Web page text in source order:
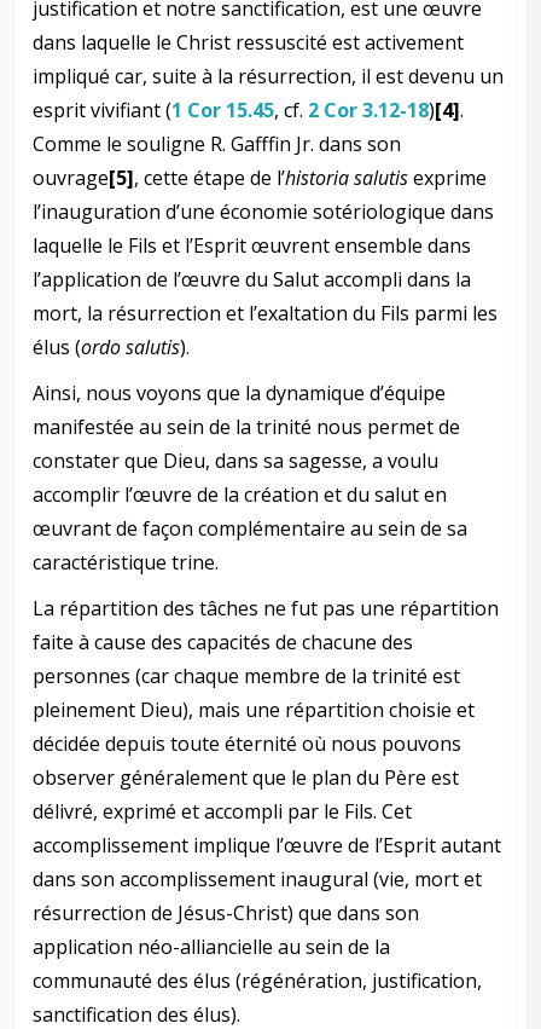
justification et notre sanctification, est une œuvre
dans laquelle le Christ ressuscité est activement
impliqué car, suite à la résurrection, il est devenu un
esprit vivifiant (1 Cor 15.45, cf. 2 Cor 3.12-18)[4].
Comme le souligne R. Gafffin Jr. dans son
ouvrage[5], cette étape de l’historia salutisexprime
l’inauguration d’une économie sotériologique dans
laquelle le Fils et l’Esprit œuvrent ensemble dans
l’application de l’œuvre du Salut accompli dans la
mort, la résurrection et l’exaltation du Fils parmi les
élus (ordo salutis).
Ainsi, nous voyons que la dynamique d’équipe
manifestée au sein de la trinité nous permet de
constater que Dieu, dans sa sagesse, a voulu
accomplir l’œuvre de la création et du salut en
œuvrant de façon complémentaire au sein de sa
caractéristique trine.
La répartition des tâches ne fut pas une répartition
faite à cause des capacités de chacune des
personnes (car chaque membre de la trinité est
pleinement Dieu), mais une répartition choisie et
décidée depuis toute éternité où nous pouvons
observer généralement que le plan du Père est
délivré, exprimé et accompli par le Fils. Cet
accomplissement implique l’œuvre de l’Esprit autant
dans son accomplissement inaugural (vie, mort et
résurrection de Jésus-Christ) que dans son
application néo-alliancielle au sein de la
communauté des élus (régénération, justification,
sanctification des élus).